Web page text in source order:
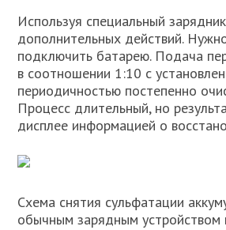
Используя специальный
дополнительных действий.
подключить батарею. Подача
в соотношении 1:10 с
периодичностью постепенно
Процесс длительный, но
дисплее информацией о
Схема снятия сульфатации
обычным зарядным устройством